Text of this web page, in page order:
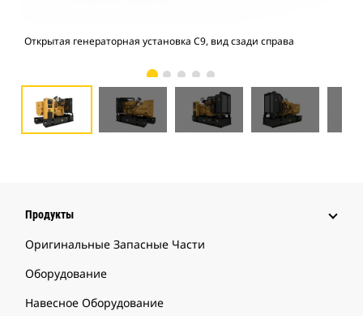
Открытая генераторная установка C9, вид сзади справа
Продукты
Оригинальные Запасные Части
Оборудование
Навесное Оборудование